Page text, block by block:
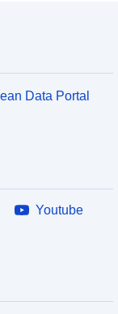
Data Portal
Youtube